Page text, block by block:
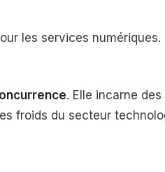
les services numériques.
. Elle incarne
froids du secteur